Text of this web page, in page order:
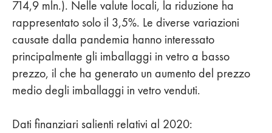
714,9 mln.). Nelle valute locali, la riduzione ha
rappresentato solo il 3,5%. Le diverse variazioni
causate dalla pandemia hanno interessato
principalmente gli imballaggi in vetro a basso
prezzo, il che ha generato un aumento del prezzo
medio degli imballaggi in vetro venduti.
Dati finanziari salienti relativi al 2020: